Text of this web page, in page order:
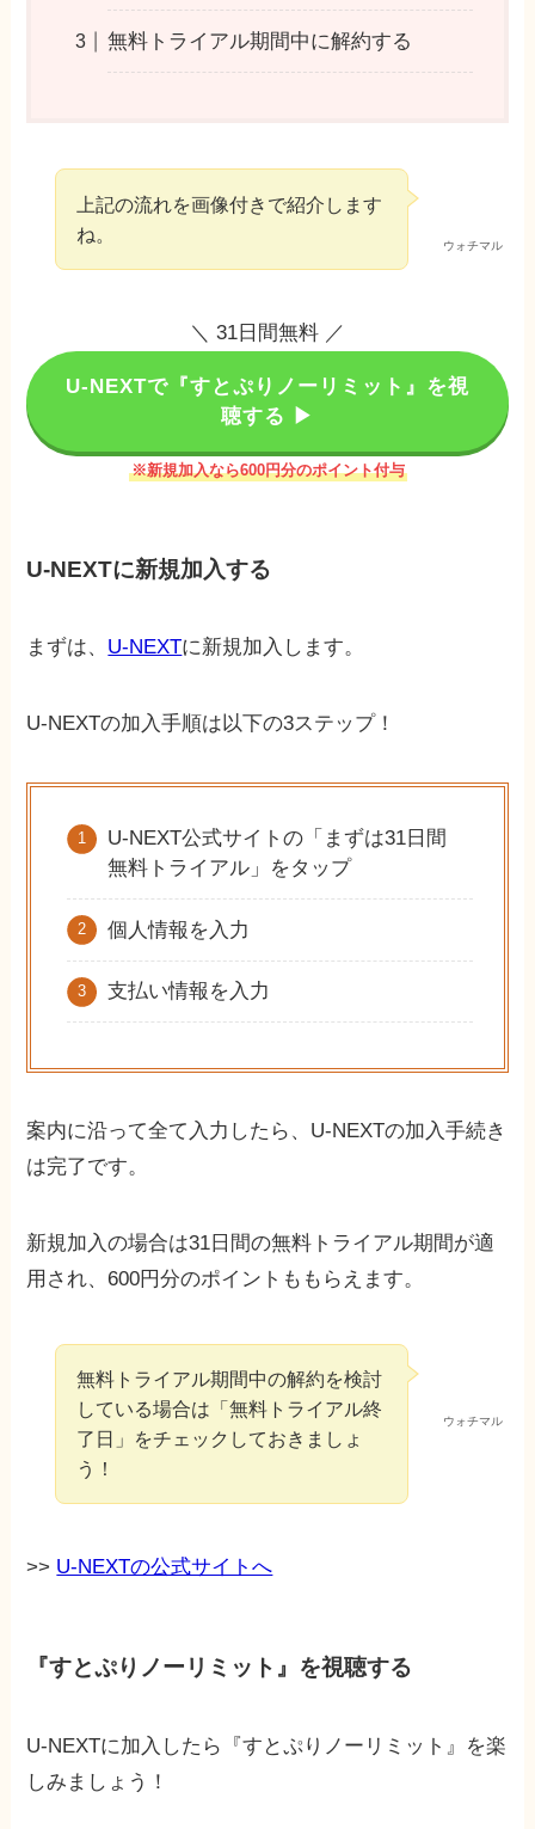
無料トライアル期間中に解約する
ウォチマル
上記の流れを画像付きで紹介します
ね。
＼ 31日間無料 ／
U-NEXTで『すとぷりノーリミット』を視
聴する ▶︎
※新規加入なら600円分のポイント付与
U-NEXTに新規加入する
まずは、 U-NEXTに新規加入します。
U-NEXTの加入手順は以下の3ステップ！
U-NEXT公式サイトの「まずは31日間
無料トライアル」をタップ
個人情報を入力
支払い情報を入力
案内に沿って全て入力したら、U-NEXTの加入手続き
は完了です。
新規加入の場合は31日間の無料トライアル期間が適
用され、600円分のポイントももらえます。
ウォチマル
無料トライアル期間中の解約を検討
している場合は「無料トライアル終
了日」をチェックしておきましょ
う！
>> U-NEXTの公式サイトへ
『すとぷりノーリミット』を視聴する
U-NEXTに加入したら『すとぷりノーリミット』を楽
しみましょう！